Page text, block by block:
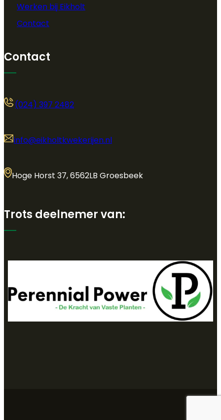
Werken bij Eikholt
Contact
Contact
(024) 397 2482
info@eikholtkwekerijen.nl
Hoge Horst 37, 6562LB Groesbeek
Trots deelnemer van: